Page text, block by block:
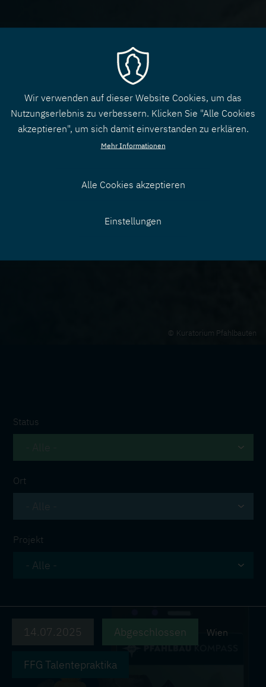
Kuratorium Pfahlbauten
Status
Ort
Projekt
14.07.2025 Abgeschlossen Wien
FFG Talentepraktika
Wir verwenden auf dieser Website Cookies, um das
Nutzungserlebnis zu verbessern. Klicken Sie "Alle Cookies
akzeptieren", um sich damit einverstanden zu erklären.
Mehr Informationen
Alle Cookies akzeptieren
zurücknehmen
Einstellungen